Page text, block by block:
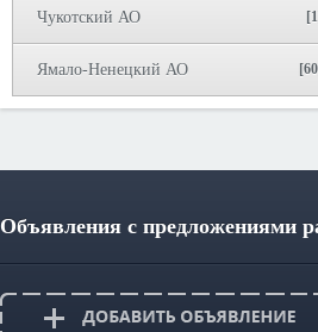
Чукотский АО
Ямало-Ненецкий АО
Объявления с предложениями